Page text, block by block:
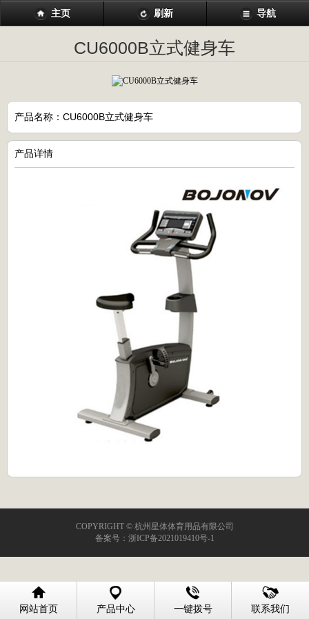
主页 刷新 导航
CU6000B立式健身车
产品名称：CU6000B立式健身车
产品详情
COPYRIGHT © 杭州星体体育用品有限公司
备案号： 浙ICP备2021019410号-1
网站首页 产品中心 一键拨号 联系我们